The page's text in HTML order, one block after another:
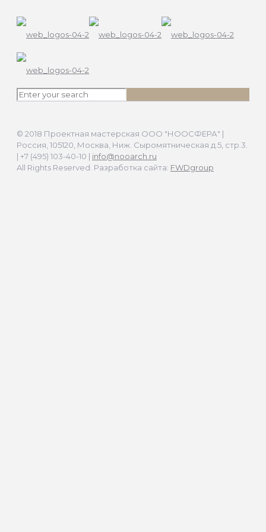
© 2018 Проектная мастерская ООО "НООСФЕРА" |
Россия, 105120, Москва, Ниж. Сыромятническая д.5, стр.3.
| +7 (495) 103-40-10 | info@nooarch.ru
All Rights Reserved. Разработка сайта: FWDgroup